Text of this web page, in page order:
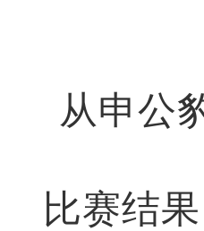
从申公
比赛结果